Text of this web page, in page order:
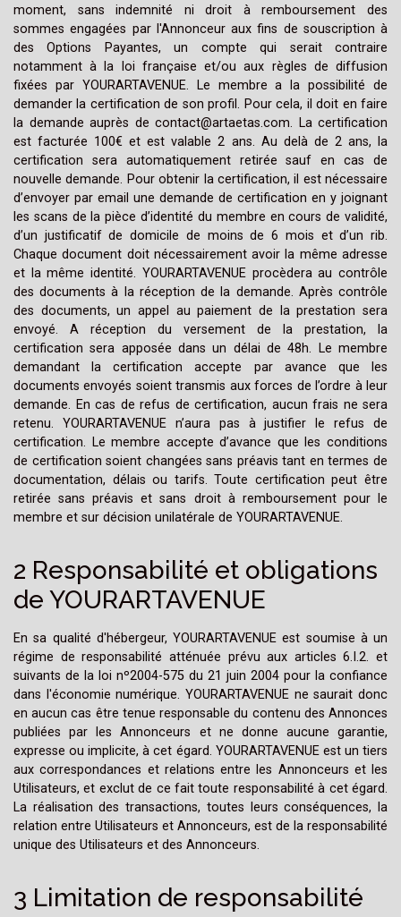
moment, sans indemnité ni droit à remboursement des
sommes engagées par l'Annonceur aux fins de souscription à
des Options Payantes, un compte qui serait contraire
notamment à la loi française et/ou aux règles de diffusion
fixées par YOURARTAVENUE. Le membre a la possibilité de
demander la certification de son profil. Pour cela, il doit en faire
la demande auprès de contact@artaetas.com. La certification
est facturée 100€ et est valable 2 ans. Au delà de 2 ans, la
certification sera automatiquement retirée sauf en cas de
nouvelle demande. Pour obtenir la certification, il est nécessaire
d’envoyer par email une demande de certification en y joignant
les scans de la pièce d’identité du membre en cours de validité,
d’un justificatif de domicile de moins de 6 mois et d’un rib.
Chaque document doit nécessairement avoir la même adresse
et la même identité. YOURARTAVENUE procèdera au contrôle
des documents à la réception de la demande. Après contrôle
des documents, un appel au paiement de la prestation sera
envoyé. A réception du versement de la prestation, la
certification sera apposée dans un délai de 48h. Le membre
demandant la certification accepte par avance que les
documents envoyés soient transmis aux forces de l’ordre à leur
demande. En cas de refus de certification, aucun frais ne sera
retenu. YOURARTAVENUE n’aura pas à justifier le refus de
certification. Le membre accepte d’avance que les conditions
de certification soient changées sans préavis tant en termes de
documentation, délais ou tarifs. Toute certification peut être
retirée sans préavis et sans droit à remboursement pour le
membre et sur décision unilatérale de YOURARTAVENUE.
2 Responsabilité et obligations
de YOURARTAVENUE
En sa qualité d'hébergeur, YOURARTAVENUE est soumise à un
régime de responsabilité atténuée prévu aux articles 6.I.2. et
suivants de la loi nº2004-575 du 21 juin 2004 pour la confiance
dans l'économie numérique. YOURARTAVENUE ne saurait donc
en aucun cas être tenue responsable du contenu des Annonces
publiées par les Annonceurs et ne donne aucune garantie,
expresse ou implicite, à cet égard. YOURARTAVENUE est un tiers
aux correspondances et relations entre les Annonceurs et les
Utilisateurs, et exclut de ce fait toute responsabilité à cet égard.
La réalisation des transactions, toutes leurs conséquences, la
relation entre Utilisateurs et Annonceurs, est de la responsabilité
unique des Utilisateurs et des Annonceurs.
3 Limitation de responsabilité